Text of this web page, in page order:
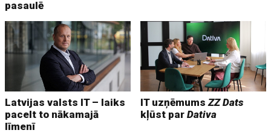
pasaulē
Latvijas valsts IT – laiks
pacelt to nākamajā
līmenī
IT uzņēmumsZZ Dats
kļūst parDativa